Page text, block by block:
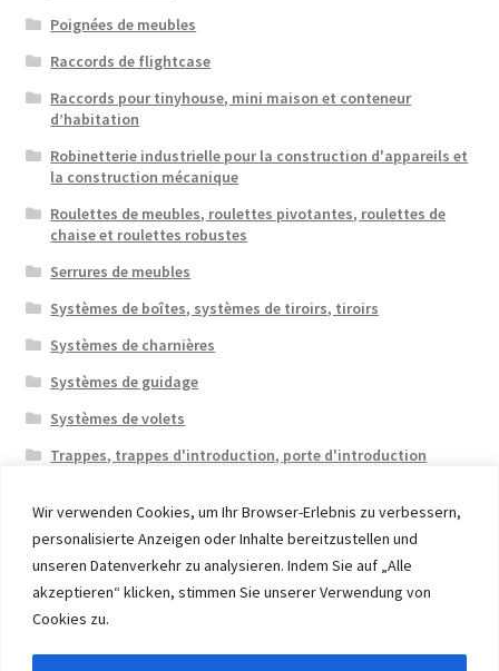
Wir verwenden Cookies, um Ihr Browser-Erlebnis zu verbessern,
personalisierte Anzeigen oder Inhalte bereitzustellen und
unseren Datenverkehr zu analysieren. Indem Sie auf „Alle
akzeptieren“ klicken, stimmen Sie unserer Verwendung von
Cookies zu.
Poignées de meubles
Raccords de flightcase
Raccords pour tinyhouse, mini maison et conteneur
d’habitation
Robinetterie industrielle pour la construction d'appareils et
la construction mécanique
Roulettes de meubles, roulettes pivotantes, roulettes de
chaise et roulettes robustes
Serrures de meubles
Systèmes de boîtes, systèmes de tiroirs, tiroirs
Systèmes de charnières
Systèmes de guidage
Systèmes de volets
Trappes, trappes d'introduction, porte d'introduction
© 2026 Eruon Trade UG, Germany, member of the ERUON